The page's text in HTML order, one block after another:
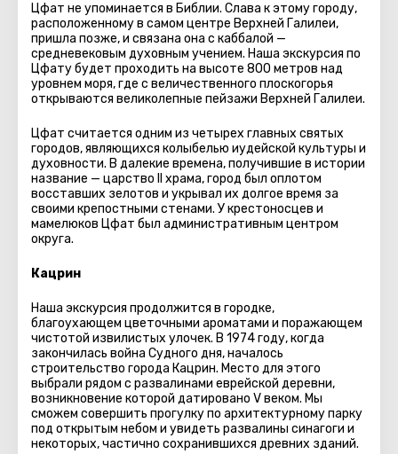
Цфат не упоминается в Библии. Слава к этому городу,
расположенному в самом центре Верхней Галилеи,
пришла позже, и связана она с каббалой —
средневековым духовным учением. Наша экскурсия по
Цфату будет проходить на высоте 800 метров над
уровнем моря, где с величественного плоскогорья
открываются великолепные пейзажи Верхней Галилеи.
Цфат считается одним из четырех главных святых
городов, являющихся колыбелью иудейской культуры и
духовности. В далекие времена, получившие в истории
название — царство II храма, город был оплотом
восставших зелотов и укрывал их долгое время за
своими крепостными стенами. У крестоносцев и
мамелюков Цфат был административным центром
округа.
Кацрин
Наша экскурсия продолжится в городке,
благоухающем цветочными ароматами и поражающем
чистотой извилистых улочек. В 1974 году, когда
закончилась война Судного дня, началось
строительство города Кацрин. Место для этого
выбрали рядом с развалинами еврейской деревни,
возникновение которой датировано V веком. Мы
сможем совершить прогулку по архитектурному парку
под открытым небом и увидеть развалины синагоги и
некоторых, частично сохранившихся древних зданий.